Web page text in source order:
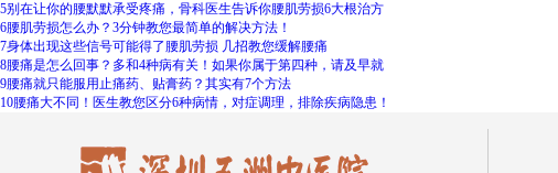
5别在让你的腰默默承受疼痛，骨科医生告诉你腰肌劳损6大根治方
6腰肌劳损怎么办？3分钟教您最简单的解决方法！
7身体出现这些信号可能得了腰肌劳损 几招教您缓解腰痛
8腰痛是怎么回事？多和4种病有关！如果你属于第四种，请及早就
9腰痛就只能服用止痛药、贴膏药？其实有7个方法
10腰痛大不同！医生教您区分6种病情，对症调理，排除疾病隐患！